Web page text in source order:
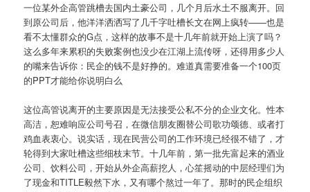
一位某外企高管跳槽去国内土豪公司，几个月后水土不服离开。回
到原公司后，他洋洋洒洒写了几千字吐槽长文在网上疯转——也是
看不太懂群众的G点，这样的故事不是十几年前就开始上演了吗？
这么多年来累积的失败案例也没少在江湖上流传呀，还得用多少人
的嘴来告诉你：民企的钱不是好挣的。难道真需要准备一个100页
的PPT才能给你说明白么
这位高管说离开的主要原因是无法接受公私不分的企业文化。性本
高洁，恕难响应公司号召，在微信朋友圈替公司歌功颂德、或者打
鸡血表衷心。说实话，现在民营公司的工作环境已经很不错了，才
轮得到大家吐槽这些细枝末节。十几年前，第一批先富起来的酒业
公司、饮料公司，开始从外企高薪挖人，心笙摇动的中层经理们为
了现金和TITLE毅然下水，又有哪个熬过一年了。那时的民企组织